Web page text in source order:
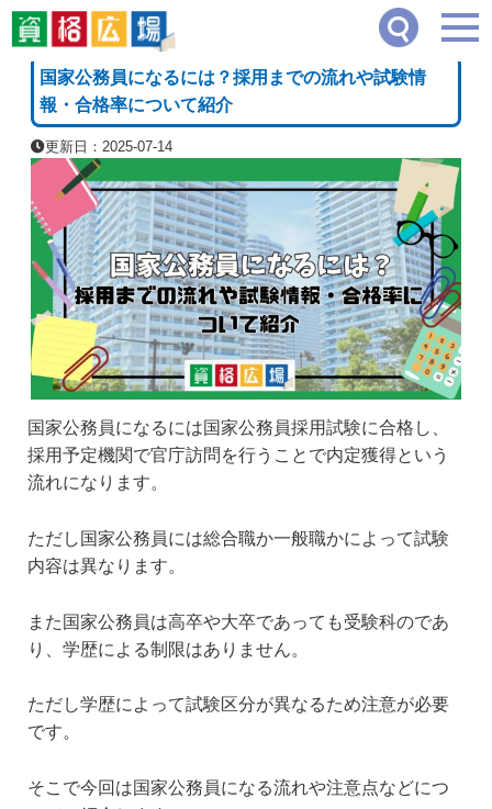
資格広場≫ 公務員系≫国家公務員になるには？採用までの流れや試験情報・合格率
[PR]
国家公務員になるには？採用までの流れや試験情
報・合格率について紹介
更新日：2025-07-14
国家公務員になるには国家公務員採用試験に合格し、
採用予定機関で官庁訪問を行うことで内定獲得という
流れになります。
ただし国家公務員には総合職か一般職かによって試験
内容は異なります。
また国家公務員は高卒や大卒であっても受験科のであ
り、学歴による制限はありません。
ただし学歴によって試験区分が異なるため注意が必要
です。
そこで今回は国家公務員になる流れや注意点などにつ